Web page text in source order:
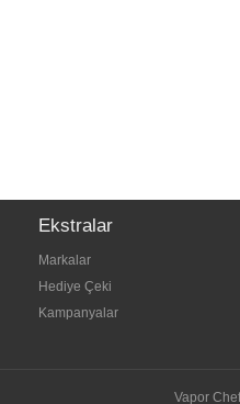
Ekstralar
Markalar
Hediye Çeki
Kampanyalar
Vapor